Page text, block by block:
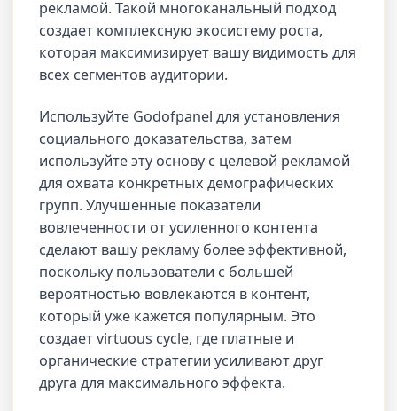
рекламой. Такой многоканальный подход
создает комплексную экосистему роста,
которая максимизирует вашу видимость для
всех сегментов аудитории.
Используйте Godofpanel для установления
социального доказательства, затем
используйте эту основу с целевой рекламой
для охвата конкретных демографических
групп. Улучшенные показатели
вовлеченности от усиленного контента
сделают вашу рекламу более эффективной,
поскольку пользователи с большей
вероятностью вовлекаются в контент,
который уже кажется популярным. Это
создает virtuous cycle, где платные и
органические стратегии усиливают друг
друга для максимального эффекта.